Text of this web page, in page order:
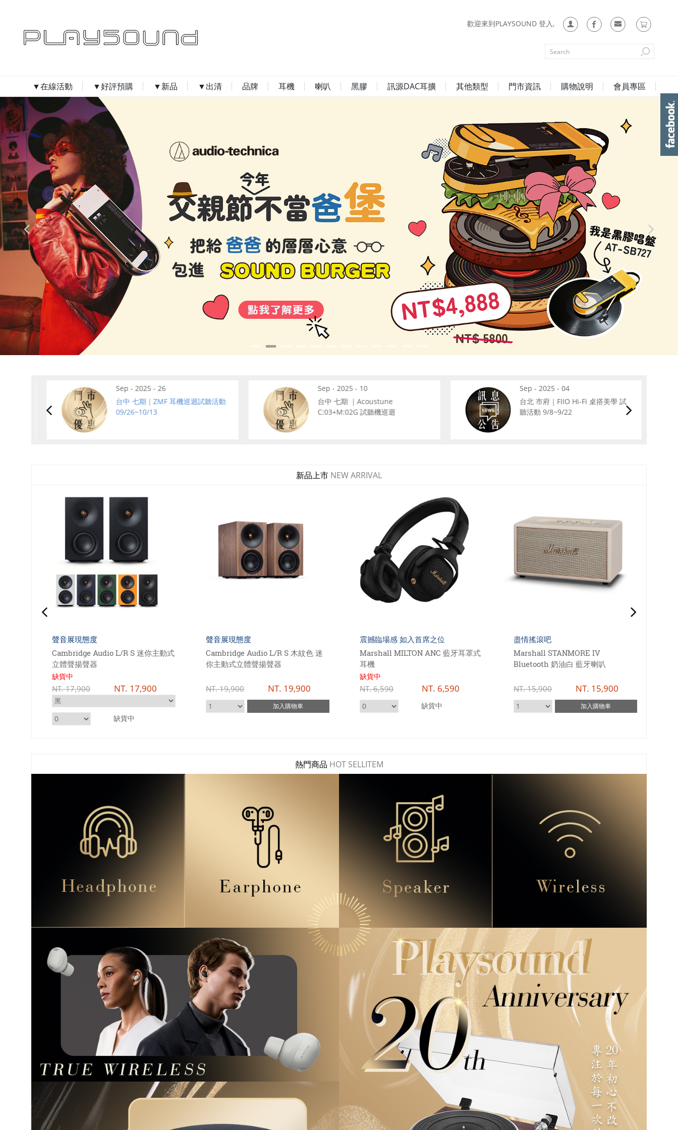
歡迎來到PLAYSOUND 登入,
▼在線活動 ▼好評預購 ▼新品 ▼出清 品牌 耳機 喇叭 黑膠 訊源DAC耳擴 其他類型 門市資訊 購物說明 會員專區
Sep - 2025 - 26
台中 七期｜ZMF 耳機巡迴試聽活動
09/26~10/13
Sep - 2025 - 10
台中 七期 ｜Acoustune
C:03+M:02G 試聽機巡迴
Sep - 2025 - 04
台北 市府｜FIIO Hi-Fi 桌搭美學 試
聽活動 9/8~9/22
新品上市 NEW ARRIVAL
聲音展現態度
Cambridge Audio L/R S 迷你主動式
立體聲揚聲器
缺貨中
NT.17,900 NT.17,900
缺貨中
聲音展現態度
Cambridge Audio L/R S 木紋色 迷
你主動式立體聲揚聲器
NT.19,900 NT.19,900
加入購物車
震撼臨場感 如入首席之位
Marshall MILTON ANC 藍牙耳罩式
耳機
缺貨中
NT.6,590 NT.6,590
缺貨中
盡情搖滾吧
Marshall STANMORE IV
Bluetooth 奶油白 藍牙喇叭
NT.15,900 NT.15,900
加入購物車
熱門商品 HOT SELLITEM